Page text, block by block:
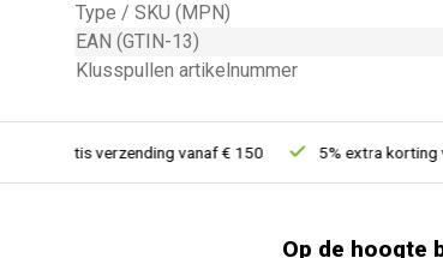
Type / SKU (MPN)
EAN (GTIN-13)
Klusspullen artikelnummer
Gratis verzending vanaf € 150 5% extra korting
Op de hoogte